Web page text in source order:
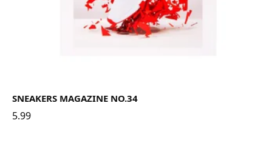
SNEAKERS MAGAZINE NO.34
5.99